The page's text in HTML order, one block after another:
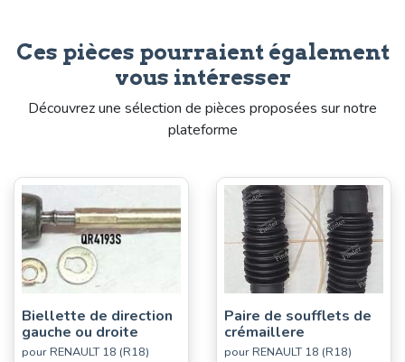
Ces pièces pourraient également
vous intéresser
Découvrez une sélection de pièces proposées sur notre
plateforme
Biellette de direction
gauche ou droite
pour RENAULT 18 (R18)
Paire de soufflets de
crémaillere
pour RENAULT 18 (R18)